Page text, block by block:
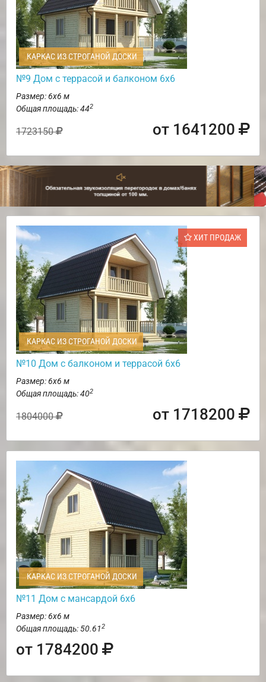
КАРКАС ИЗ СТРОГАНОЙ ДОСКИ
№9 Дом с террасой и балконом 6х6
Размер: 6х6 м
Общая площадь: 442
1723150 от 1641200
ХИТ ПРОДАЖ
КАРКАС ИЗ СТРОГАНОЙ ДОСКИ
№10 Дом с балконом и террасой 6х6
Размер: 6х6 м
Общая площадь: 402
1804000 от 1718200
КАРКАС ИЗ СТРОГАНОЙ ДОСКИ
№11 Дом с мансардой 6х6
Размер: 6х6 м
Общая площадь: 50.612
от 1784200